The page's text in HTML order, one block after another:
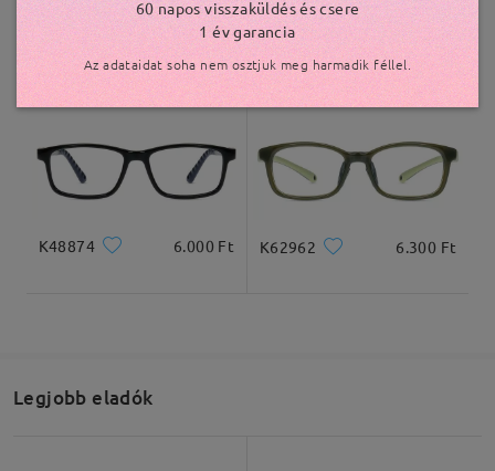
K84835 4.800 Ft K42871 6.300 Ft
K48874 6.000 Ft K62962 6.300 Ft
Legjobb eladók
60 napos visszaküldés és csere
1 év garancia
Az adataidat soha nem osztjuk meg harmadik féllel.